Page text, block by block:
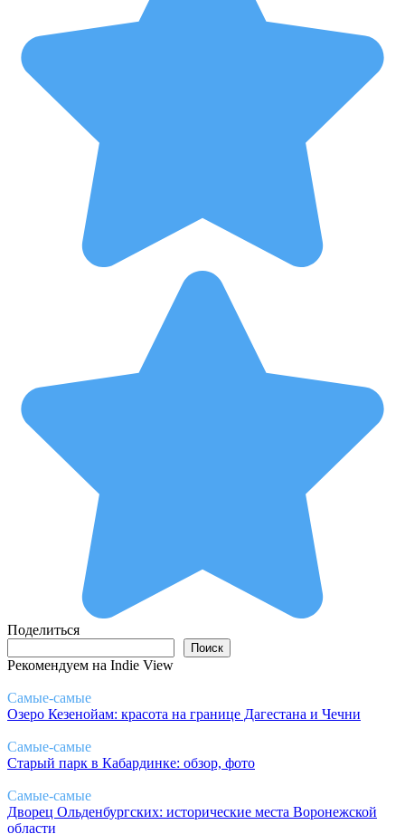
Поделиться
Поиск
Рекомендуем на Indie View
Самые-самые
Озеро Кезенойам: красота на границе Дагестана и Чечни
Самые-самые
Старый парк в Кабардинке: обзор, фото
Самые-самые
Дворец Ольденбургских: исторические места Воронежской
области